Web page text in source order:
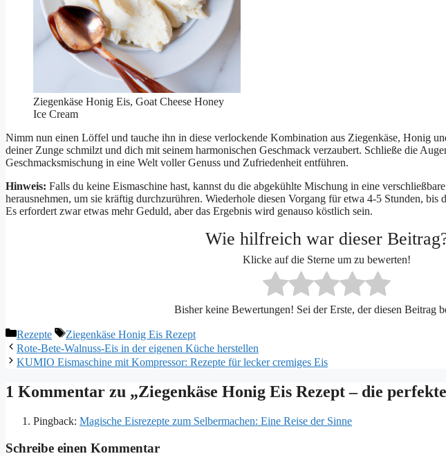
Ziegenkäse Honig Eis, Goat Cheese Honey
Ice Cream
Nimm nun einen Löffel und tauche ihn in diese verlockende Kombination aus Ziegenkäse, Honig
deiner Zunge schmilzt und dich mit seinem harmonischen Geschmack verzaubert. Schließe die
Geschmacksmischung in eine Welt voller Genuss und Zufriedenheit entführen.
Hinweis: Falls du keine Eismaschine hast, kannst du die abgekühlte Mischung in eine
herausnehmen, um sie kräftig durchzurühren. Wiederhole diesen Vorgang für etwa 4-5 Stunden, bis
Es erfordert zwar etwas mehr Geduld, aber das Ergebnis wird genauso köstlich sein.
Wie hilfreich war dieser
Klicke auf die Sterne um zu bewerten!
Bisher keine Bewertungen! Sei der Erste, der diesen Beitrag
Kategorien
Rezepte Schlagwörter
Ziegenkäse Honig Eis Rezept
Rote-Bete-Walnuss-Eis in der eigenen Küche herstellen
KUMIO Eismaschine mit Kompressor: Rezepte für lecker cremiges Eis
1 Kommentar zu „Ziegenkäse Honig Eis Rezept – die
Pingback: Magische Eisrezepte zum Selbermachen: Eine Reise der Sinne
Schreibe einen Kommentar